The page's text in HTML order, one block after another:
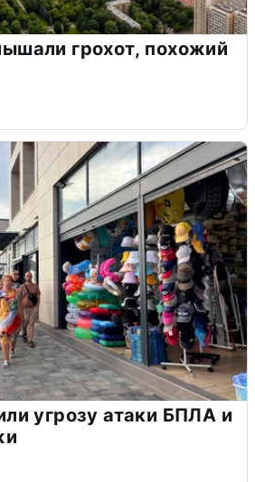
грохот, похожий
угрозу атаки БПЛА и